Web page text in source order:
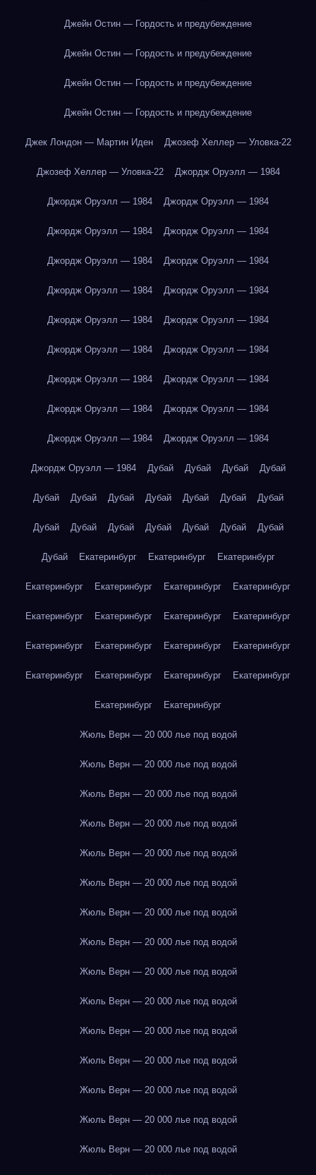
Джейн Остин — Гордость и предубеждение
Джейн Остин — Гордость и предубеждение
Джейн Остин — Гордость и предубеждение
Джейн Остин — Гордость и предубеждение
Джек Лондон — Мартин Иден Джозеф Хеллер — Уловка-22
Джозеф Хеллер — Уловка-22 Джордж Оруэлл — 1984
Джордж Оруэлл — 1984 Джордж Оруэлл — 1984
Джордж Оруэлл — 1984 Джордж Оруэлл — 1984
Джордж Оруэлл — 1984 Джордж Оруэлл — 1984
Джордж Оруэлл — 1984 Джордж Оруэлл — 1984
Джордж Оруэлл — 1984 Джордж Оруэлл — 1984
Джордж Оруэлл — 1984 Джордж Оруэлл — 1984
Джордж Оруэлл — 1984 Джордж Оруэлл — 1984
Джордж Оруэлл — 1984 Джордж Оруэлл — 1984
Джордж Оруэлл — 1984 Джордж Оруэлл — 1984
Джордж Оруэлл — 1984 Дубай Дубай Дубай Дубай
Дубай Дубай Дубай Дубай Дубай Дубай Дубай
Дубай Дубай Дубай Дубай Дубай Дубай Дубай
Дубай Екатеринбург Екатеринбург Екатеринбург
Екатеринбург Екатеринбург Екатеринбург Екатеринбург
Екатеринбург Екатеринбург Екатеринбург Екатеринбург
Екатеринбург Екатеринбург Екатеринбург Екатеринбург
Екатеринбург Екатеринбург Екатеринбург Екатеринбург
Екатеринбург Екатеринбург
Жюль Верн — 20 000 лье под водой
Жюль Верн — 20 000 лье под водой
Жюль Верн — 20 000 лье под водой
Жюль Верн — 20 000 лье под водой
Жюль Верн — 20 000 лье под водой
Жюль Верн — 20 000 лье под водой
Жюль Верн — 20 000 лье под водой
Жюль Верн — 20 000 лье под водой
Жюль Верн — 20 000 лье под водой
Жюль Верн — 20 000 лье под водой
Жюль Верн — 20 000 лье под водой
Жюль Верн — 20 000 лье под водой
Жюль Верн — 20 000 лье под водой
Жюль Верн — 20 000 лье под водой
Жюль Верн — 20 000 лье под водой